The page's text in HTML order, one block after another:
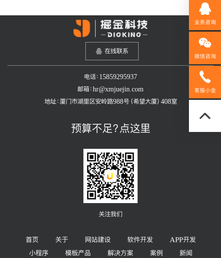
业务咨询
微信咨询
客服小金
在线联系
电话：15859295937
邮箱：hr@xmjuejin.com
地址：厦门市湖里区安岭路988号（希望大厦）408室
预算不足？点这里
关注我们
首页 关于 网站建设 软件开发
APP开发
小程序
模板产品 解决方案 案例 新闻